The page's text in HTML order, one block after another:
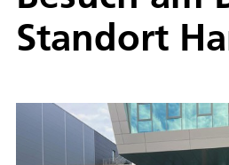
Standort